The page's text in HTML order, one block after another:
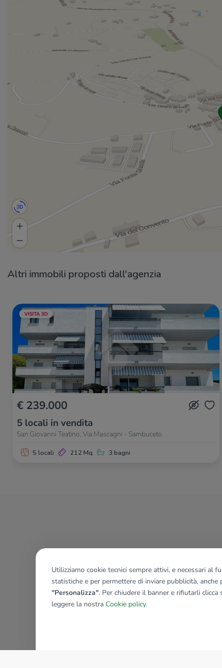
Non perdere l'opportunità di acquistare la tua nuova
casa, chiamaci per fissare un appuntamento.
Per restare sempre aggiornati seguici anche su:
#Faceboook: Gruppo Tecnocasa Sambuceto
#Instagram: Agenzia tecnocasa_sambuceto_
#Youtube: Tecnocasa Sambuceto
Altri immobili proposti dall'agenzia
VISITA 3D
€ 239.000
5 locali in vendita
San Giovanni Teatino, Via Mascagni - Sambuceto
5 locali 212 Mq 3 bagni
Utilizziamo cookie tecnici sempre attivi, e necessari al
statistiche e per permettere di inviare pubblicità, anche
"Personalizza". Per chiudere il banner e rifiutarli clicca
leggere la nostra Cookie policy.